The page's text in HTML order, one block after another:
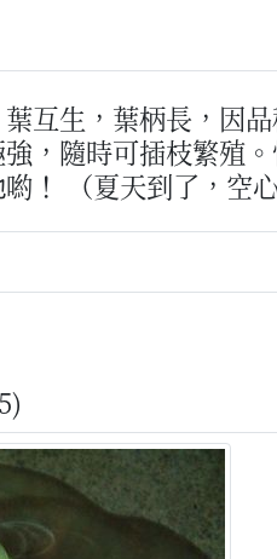
互生，葉柄長，因
，隨時可插枝繁殖
！
（夏天到了，空